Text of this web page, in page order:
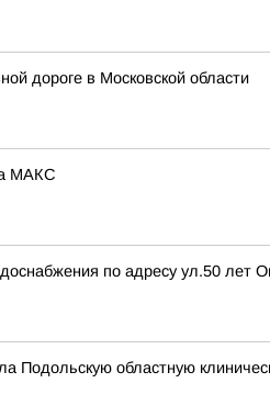
дороге в Московской области
МАКС
по адресу ул.50 лет
Подольскую областную